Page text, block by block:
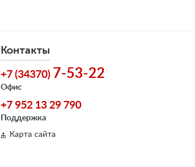
Контакты
+7 (34370) 7-53-22
Офис
+7 952 13 29 790
Поддержка
Карта сайта